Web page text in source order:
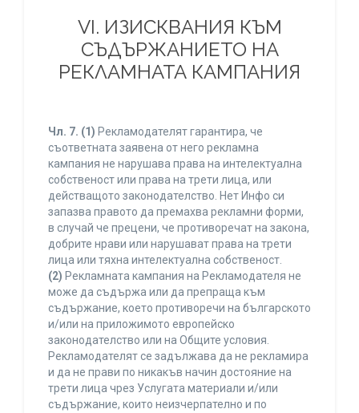
VI. ИЗИСКВАНИЯ КЪМ
СЪДЪРЖАНИЕТО НА
РЕКЛАМНАТА КАМПАНИЯ
Чл. 7. (1) Рекламодателят гарантира, че
съответната заявена от него рекламна
кампания не нарушава права на интелектуална
собственост или права на трети лица, или
действащото законодателство. Нет Инфо си
запазва правото да премахва рекламни форми,
в случай че прецени, че противоречат на закона,
добрите нрави или нарушават права на трети
лица или тяхна интелектуална собственост.
(2) Рекламната кампания на Рекламодателя не
може да съдържа или да препраща към
съдържание, което противоречи на българското
и/или на приложимото европейско
законодателство или на Общите условия.
Рекламодателят се задължава да не рекламира
и да не прави по никакъв начин достояние на
трети лица чрез Услугата материали и/или
съдържание, които неизчерпателно и по